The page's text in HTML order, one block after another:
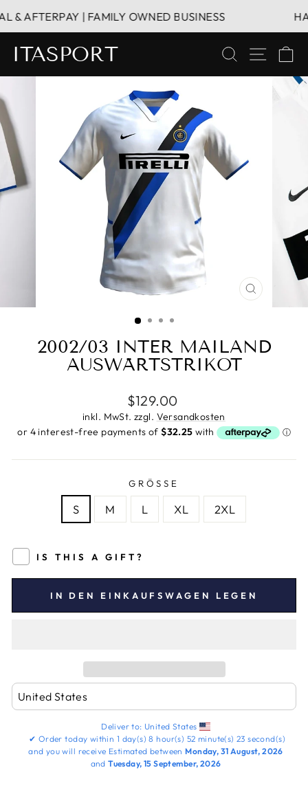
zum
| FAMILY OWNED BUSINESS
ITASPORT SUCHE
ESC)
2002/03 INTER MAILAND
AUSWÄRTSTRIKOT
Normaler
Preis
$129.00
inkl. MwSt. zzgl. Versandkosten
GRÖSSE
S M L XL 2XL
IS THIS A GIFT?
IN DEN EINKAUFSWAGEN LEGEN
Deliver to: United States
✔ Order today within 1 day(s) 8 hour(s) 52 minute(s) 22 second(s)
and you will receive Estimated betweenMonday, 31 August, 2026
andTuesday, 15 September, 2026